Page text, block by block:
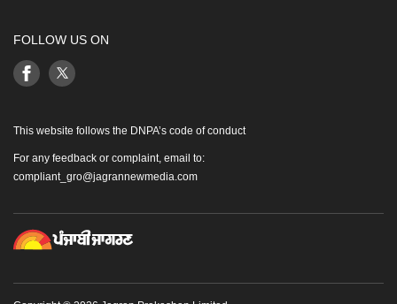
FOLLOW US ON
This website follows the DNPA’s code of conduct
For any feedback or complaint, email to:
compliant_gro@jagrannewmedia.com